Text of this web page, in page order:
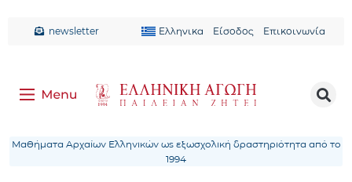
newsletter Ελληνικα Είσοδος Επικοινωνία
Μαθήματα Αρχαίων Ελληνικών ως εξωσχολική δραστηριότητα από το
1994